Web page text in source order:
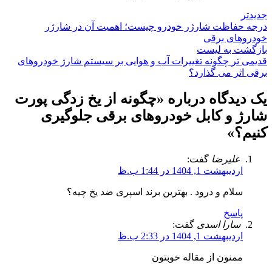
جدیدتر
درجه حفاظت شارژر خودرو چیست؛ اهمیت آن در شارژر
خودروهای برقی
بازگشت به لیست
قدیمی تر چگونه تغییرات آب و هوایی بر سیستم شارژ خودروهای
برقی اثر می گذارد؟
یک دیدگاه درباره «چگونه از یخ زدگی پورت
شارژ و کابل خودروهای برقی جلوگیری
کنیم؟»
علیرضا گفت:
اردیبهشت 1, 1404 در 1:44 ب.ظ
سلام و درود . بهترین برند اسپری ضد یخ چیه؟
پاسخ
سارا اسدی گفت:
اردیبهشت 1, 1404 در 2:33 ب.ظ
ممنون از مقاله خوبتون